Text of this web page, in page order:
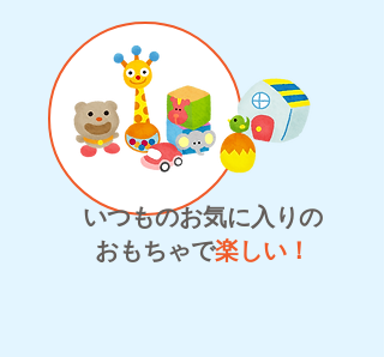
いつものお気に入りの
おもちゃで楽しい！